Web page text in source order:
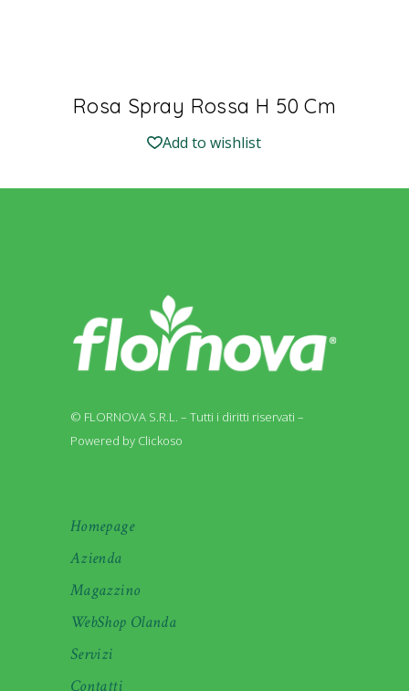
Rosa Spray Rossa H 50 Cm
Add to wishlist
© FLORNOVA S.R.L. – Tutti i diritti riservati –
Powered by Clickoso
Homepage
Azienda
Magazzino
WebShop Olanda
Servizi
Contatti